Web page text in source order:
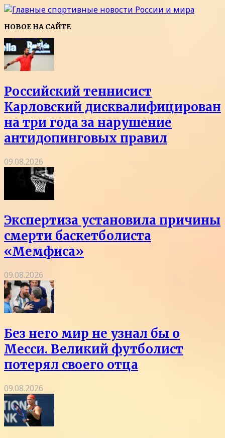
НОВОЕ НА САЙТЕ
Российский теннисист
Карловский дисквалифицирован
на три года за нарушение
антидопинговых правил
09.08.2026
Экспертиза установила причины
смерти баскетболиста
«Мемфиса»
09.08.2026
Без него мир не узнал бы о
Месси. Великий футболист
потерял своего отца
09.08.2026